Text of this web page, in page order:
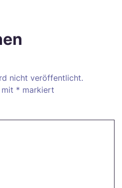
nicht veröffentlicht.
* markiert